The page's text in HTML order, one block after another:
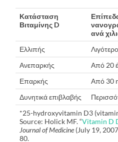
Κατάσταση
Βιταμίνης D
ανά
Ελλιπής
Ανεπαρκής
Από 20
Επαρκής
Από 30
Δυνητικά επιβλαβής
*25-hydroxyvitamin D3
Source: Holick MF. “Vitamin D
Journal of Medicine (July 19,
80.